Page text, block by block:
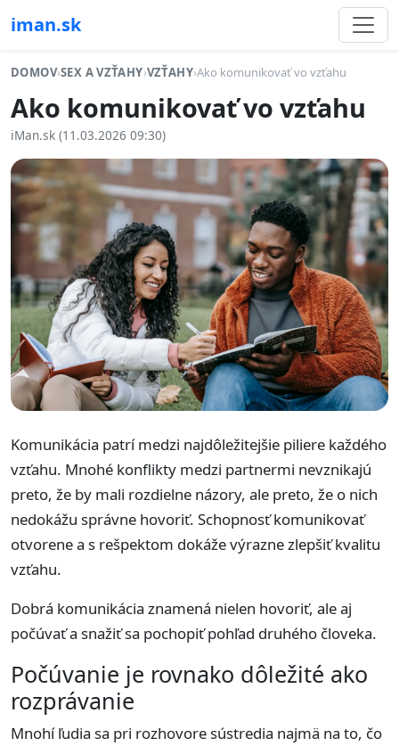
iman.sk
DOMOV›SEX A VZŤAHY›VZŤAHY›Ako komunikovať vo vzťahu
Ako komunikovať vo vzťahu
iMan.sk (11.03.2026 09:30)
Komunikácia patrí medzi najdôležitejšie piliere každého
vzťahu. Mnohé konflikty medzi partnermi nevznikajú
preto, že by mali rozdielne názory, ale preto, že o nich
nedokážu správne hovoriť. Schopnosť komunikovať
otvorene a s rešpektom dokáže výrazne zlepšiť kvalitu
vzťahu.
Dobrá komunikácia znamená nielen hovoriť, ale aj
počúvať a snažiť sa pochopiť pohľad druhého človeka.
Počúvanie je rovnako dôležité ako
rozprávanie
Mnohí ľudia sa pri rozhovore sústredia najmä na to, čo